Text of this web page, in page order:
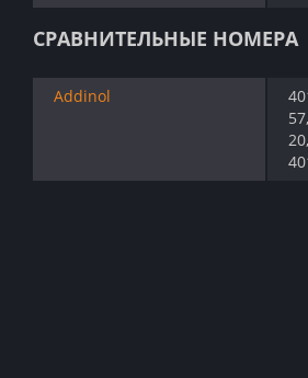
СРАВНИТЕЛЬНЫЕ НОМЕРА
Addinol